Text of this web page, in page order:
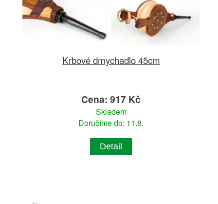
Krbové dmychadlo 45cm
Cena: 917 Kč
Skladem
Doručíme do: 11.8.
Detail